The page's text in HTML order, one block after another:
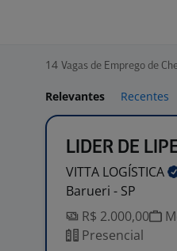
14 Vagas de Emprego de
Relevantes Recentes
LIDER DE
VITTA LOGÍSTICA
Barueri - SP
R$ 2.000,00
Presencial